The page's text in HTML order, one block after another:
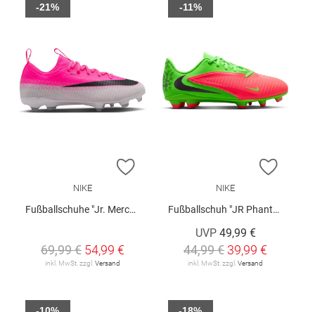
ZUR WUNSCHLISTE HINZUFÜGEN
NIKE
Fußballschuhe "Jr. Mercurial Vapor 17 Academy"
69,99 € 54,99 €
inkl. MwSt. zzgl.Versand
-21%
ZUR
NIKE
Fußballschuh "JR Phantom 6 Low Club"
UVP 49,99 €
44,99 € 39,99 €
inkl. MwSt. zzgl.Versand
-11%